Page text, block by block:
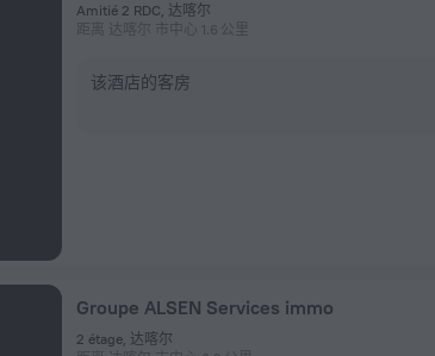
Amitié 2 RDC, 达喀尔
距离 达喀尔 市中心 1.6 公里
该酒店的客房
Groupe ALSEN Services immo
2 étage, 达喀尔